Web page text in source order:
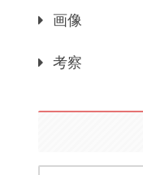
画像
考察